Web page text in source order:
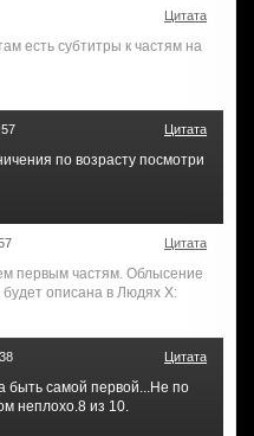
Цитата
есть субтитры к частям на
Цитата
по возрасту посмотри
Цитата
первым частям. Облысение
будет описана в Людях Х:
Цитата
быть самой первой...Не по
неплохо.8 из 10.